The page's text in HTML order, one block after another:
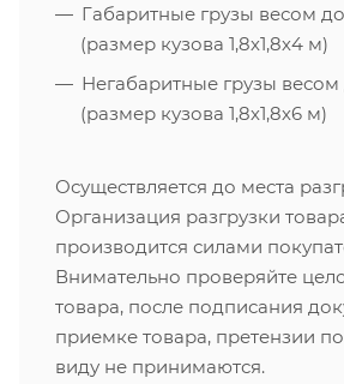
Габаритные грузы весом
(размер кузова 1,8х1,8х4 м)
Негабаритные грузы весом
(размер кузова 1,8х1,8х6 м)
Осуществляется до места
Организация разгрузки
производится силами
Внимательно проверяйте
товара, после подписания
приемке товара, претензии
виду не принимаются.